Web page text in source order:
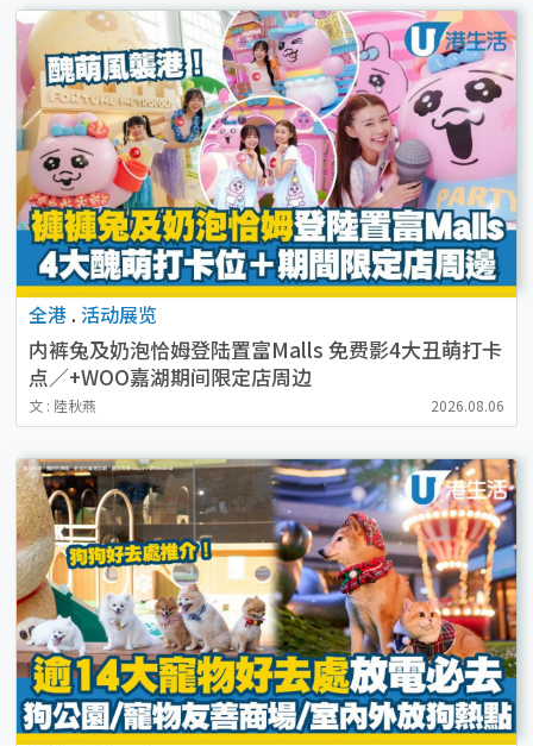
全港 . 活动展览
内裤兔及奶泡恰姆登陆置富Malls 免费影4大丑萌打卡
点／+WOO嘉湖期间限定店周边
文 : 陸秋燕 2026.08.06